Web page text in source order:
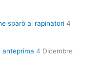
sparò ai rapinatori 4
anteprima 4 Dicembre